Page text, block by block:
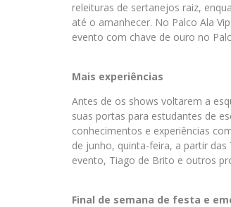
releituras de sertanejos raiz,
até o amanhecer. No Palco Ala
evento com chave de ouro no
Mais experiências
Antes de os shows voltarem a
suas portas para estudantes de
conhecimentos e experiências
de junho, quinta-feira, a partir
evento, Tiago de Brito e outros
Final de semana de festa e